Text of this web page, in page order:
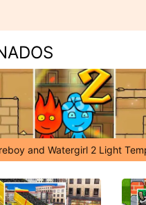
and Watergirl 2 Light